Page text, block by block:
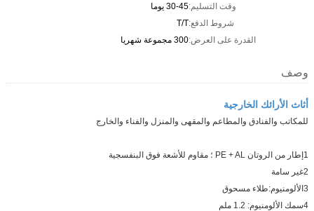
وقت التسليم:30-45 يوما
شروط الدفع:T/T
القدرة على العرض:300 مجموعة شهريا
وصف
أثاث الأرائك الخارجية
للمكاتب والفنادق والمطاعم والمقهى والمنزل والفناء والخارج
1إطار من الروتان PE + AL ؛ مقاوم للأشعة فوق البنفسجية
2غير سامة
3الألومنيوم:طلاء مسحوق
4سمك الألومنيوم: 1.2 ملم